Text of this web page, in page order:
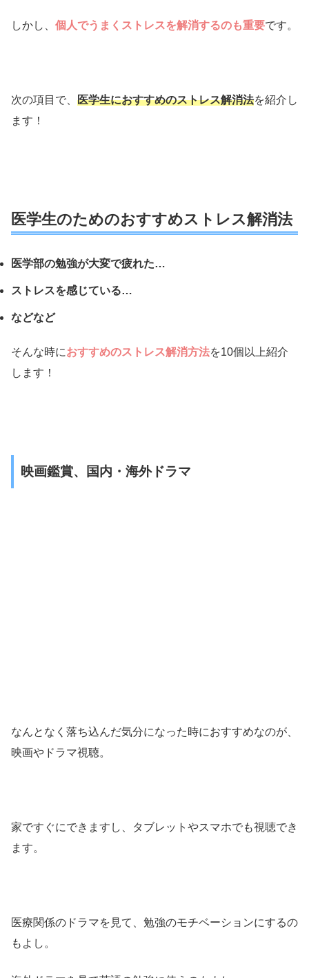
しかし、 個人でうまくストレスを解消するのも重要です。
次の項目で、 医学生におすすめのストレス解消法を紹介し
ます！
医学生のためのおすすめストレス解消法
医学部の勉強が大変で疲れた…
ストレスを感じている…
などなど
そんな時におすすめのストレス解消方法を10個以上紹介
します！
映画鑑賞、国内・海外ドラマ
なんとなく落ち込んだ気分になった時におすすめなのが、
映画やドラマ視聴。
家ですぐにできますし、タブレットやスマホでも視聴でき
ます。
医療関係のドラマを見て、勉強のモチベーションにするの
もよし。